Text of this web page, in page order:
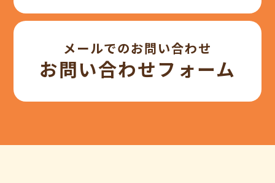
メールでのお問い合わせ
お問い合わせフォーム